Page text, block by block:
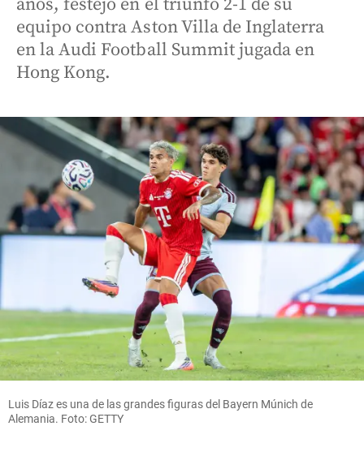
años, festejó en el triunfo 2-1 de su
equipo contra Aston Villa de Inglaterra
en la Audi Football Summit jugada en
Hong Kong.
Luis Díaz es una de las grandes figuras del Bayern Múnich de
Alemania. Foto: GETTY